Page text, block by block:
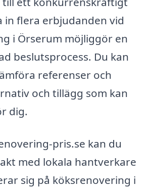
in flera erbjudanden vid
i Örserum möjliggör en
beslutsprocess. Du kan
referenser och
och tillägg som kan
dig.
pris.se kan du
med lokala hantverkare
sig på köksrenovering i